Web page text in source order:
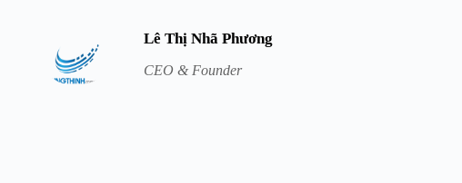
Lê Thị Nhã Phương
CEO & Founder